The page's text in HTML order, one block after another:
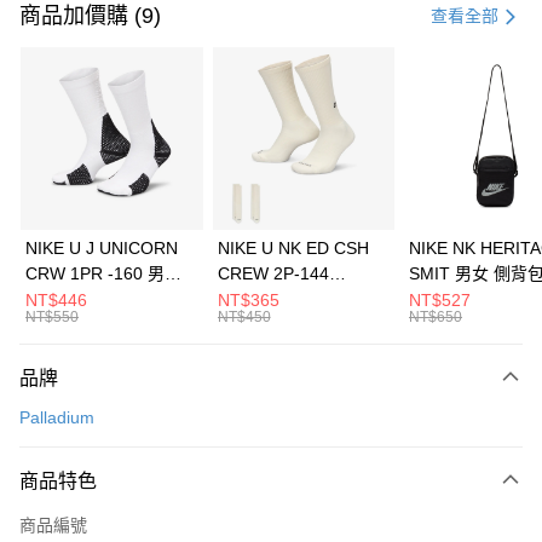
信用卡一次付款
3 期 0 利率 每期 21家銀行
合作金庫商業銀行
第一商業銀行
華南商業銀行
彰化商業銀行
上海商業儲蓄銀行
元大商業銀行
台灣樂天信用卡公司
Apple Pay
全盈+PAY
AFTEE先享後付
【關於「AFTEE先享後付」】
便利好安心！
３．安心：先確認商品／服務後，再付款。
【「AFTEE先享後付」結帳流程】
運送方式
每筆NT$100，滿NT$1,500(含以上)免運費
宅配
商品加價購 (9) 查看全部
NIKE U J UNICORN
CRW 1PR -160 男女
中統襪 FZ3393100
NT$446
NT$550
NIKE U NK ED CSH
CREW 2P-144
EMBRDY 男女 短統襪
FZ3073133
NT$365
NT$450
NIKE NK
SMIT 男女 側背
BA5871010
NT$527
NT$650
品牌
Palladium
商品特色
商品編號